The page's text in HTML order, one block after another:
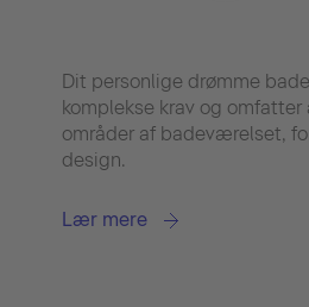
Dit personlige drømme
komplekse krav og
områder af badeværelset,
design.
Lær mere